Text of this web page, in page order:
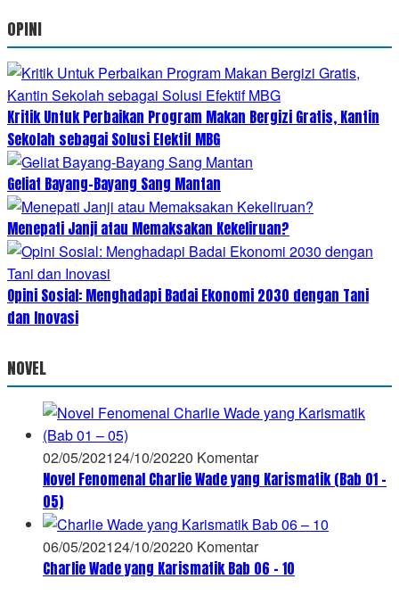
OPINI
Kritik Untuk Perbaikan Program Makan Bergizi Gratis, Kantin
Sekolah sebagai Solusi Efektif MBG
Geliat Bayang-Bayang Sang Mantan
Menepati Janji atau Memaksakan Kekeliruan?
Opini Sosial: Menghadapi Badai Ekonomi 2030 dengan Tani
dan Inovasi
NOVEL
02/05/202124/10/20220 Komentar
Novel Fenomenal Charlie Wade yang Karismatik (Bab 01 –
05)
06/05/202124/10/20220 Komentar
Charlie Wade yang Karismatik Bab 06 – 10